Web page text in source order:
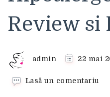
Review si
admin 22 mai
Lasă un comentariu